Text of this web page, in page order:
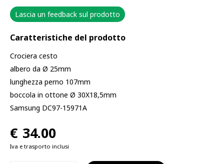
Lascia un feedback sul prodotto
Caratteristiche del prodotto
Crociera cesto
albero da Ø 25mm
lunghezza perno 107mm
boccola in ottone Ø 30X18,5mm
Samsung DC97-15971A
Iva e trasporto inclusi
€ 34.00